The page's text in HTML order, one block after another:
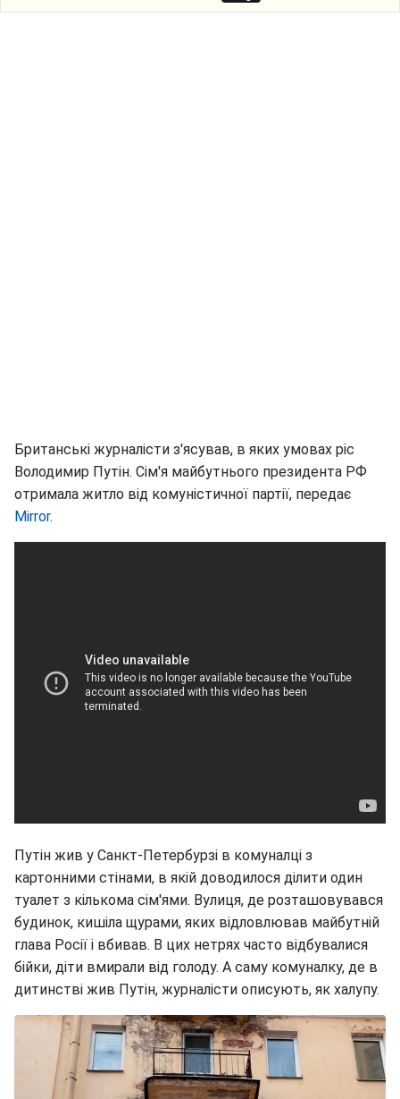
Британські журналісти з'ясував, в яких умовах ріс
Володимир Путін. Сім'я майбутнього президента РФ
отримала житло від комуністичної партії, передає
Mirror.
Путін жив у Санкт-Петербурзі в комуналці з
картонними стінами, в якій доводилося ділити один
туалет з кількома сім'ями. Вулиця, де розташовувався
будинок, кишіла щурами, яких відловлював майбутній
глава Росії і вбивав. В цих нетрях часто відбувалися
бійки, діти вмирали від голоду. А саму комуналку, де в
дитинстві жив Путін, журналісти описують, як халупу.